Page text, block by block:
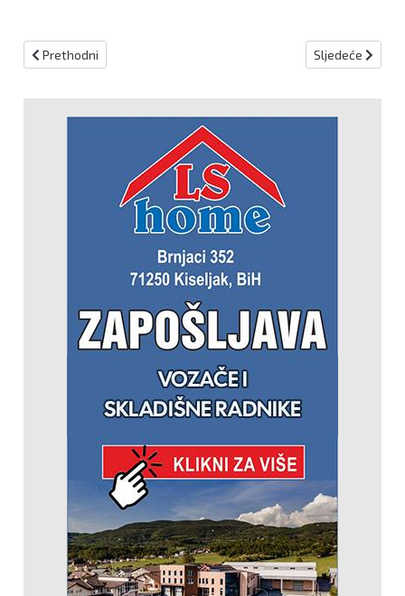
Prethodni članak: Franjo Topić dobio bezuvjetnu podršku
Prethodni Sljedeći
Sljedeće